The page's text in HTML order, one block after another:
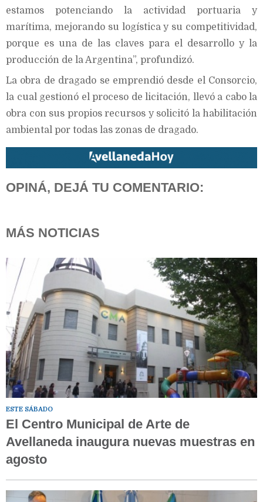
estamos potenciando la actividad portuaria y
marítima, mejorando su logística y su competitividad,
porque es una de las claves para el desarrollo y la
producción de la Argentina”, profundizó.
La obra de dragado se emprendió desde el Consorcio,
la cual gestionó el proceso de licitación, llevó a cabo la
obra con sus propios recursos y solicitó la habilitación
ambiental por todas las zonas de dragado.
OPINÁ, DEJÁ TU COMENTARIO:
MÁS NOTICIAS
ESTE SÁBADO
El Centro Municipal de Arte de
Avellaneda inaugura nuevas muestras en
agosto